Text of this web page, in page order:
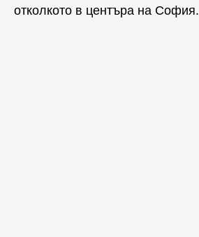
отколкото в центъра на София.